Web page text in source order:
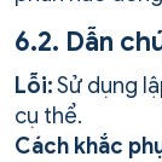
6.2. Dẫn
Lỗi:Sử dụng
cụ thể.
Cách khắc